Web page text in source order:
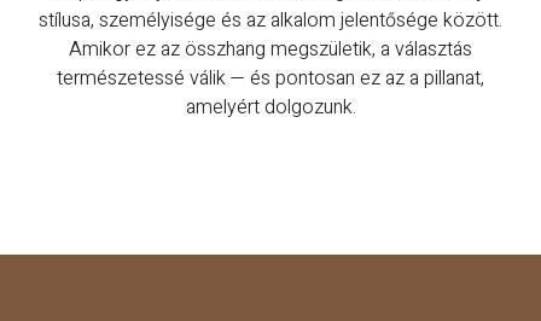
stílusa, személyisége és az alkalom jelentősége között.
Amikor ez az összhang megszületik, a választás
természetessé válik — és pontosan ez az a pillanat,
amelyért dolgozunk.